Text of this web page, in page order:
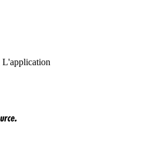
L'application